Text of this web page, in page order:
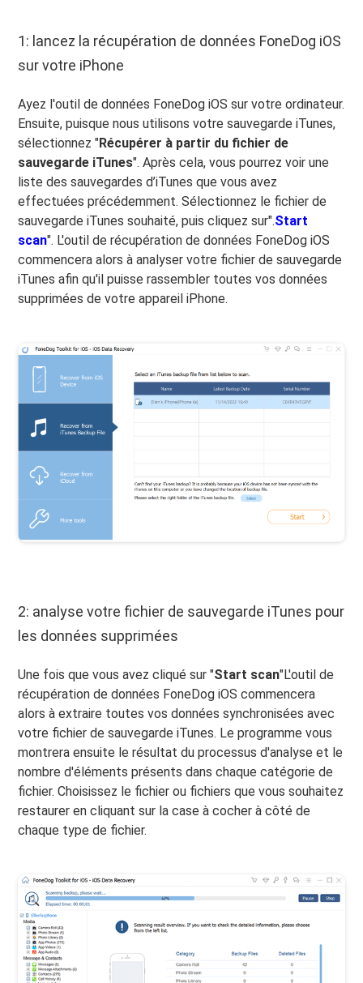
1: lancez la récupération de données FoneDog iOS
sur votre iPhone
Ayez l'outil de données FoneDog iOS sur votre ordinateur.
Ensuite, puisque nous utilisons votre sauvegarde iTunes,
sélectionnez "Récupérer à partir du fichier de
sauvegarde iTunes". Après cela, vous pourrez voir une
liste des sauvegardes d’iTunes que vous avez
effectuées précédemment. Sélectionnez le fichier de
sauvegarde iTunes souhaité, puis cliquez sur".Start
scan". L'outil de récupération de données FoneDog iOS
commencera alors à analyser votre fichier de sauvegarde
iTunes afin qu'il puisse rassembler toutes vos données
supprimées de votre appareil iPhone.
2: analyse votre fichier de sauvegarde iTunes pour
les données supprimées
Une fois que vous avez cliqué sur "Start scan"L'outil de
récupération de données FoneDog iOS commencera
alors à extraire toutes vos données synchronisées avec
votre fichier de sauvegarde iTunes. Le programme vous
montrera ensuite le résultat du processus d'analyse et le
nombre d'éléments présents dans chaque catégorie de
fichier. Choisissez le fichier ou fichiers que vous souhaitez
restaurer en cliquant sur la case à cocher à côté de
chaque type de fichier.